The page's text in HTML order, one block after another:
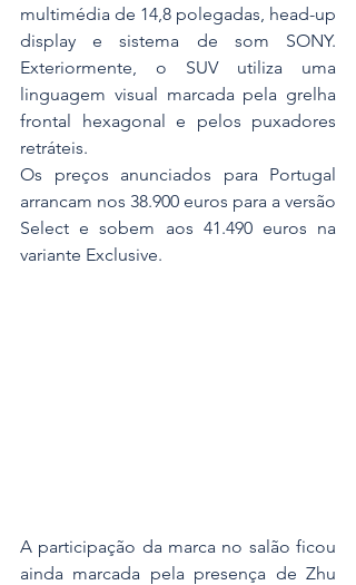
multimédia de 14,8 polegadas, head-up
display e sistema de som SONY.
Exteriormente, o SUV utiliza uma
linguagem visual marcada pela grelha
frontal hexagonal e pelos puxadores
retráteis.
Os preços anunciados para Portugal
arrancam nos 38.900 euros para a versão
Select e sobem aos 41.490 euros na
variante Exclusive.
A participação da marca no salão ficou
ainda marcada pela presença de Zhu